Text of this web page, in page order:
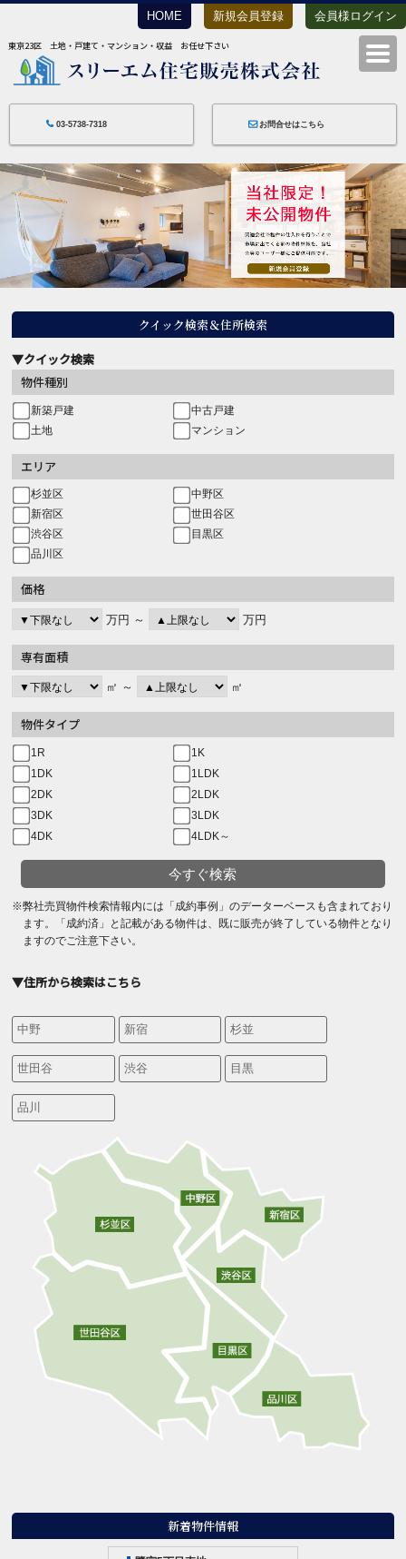
HOME 新規会員登録 会員様ログイン
東京23区 土地・戸建て・マンション・収益 お任せ下さい
03-5738-7318 お問合せはこちら
クイック検索＆住所検索
▼クイック検索
物件種別
新築戸建
中古戸建
土地
マンション
エリア
杉並区
中野区
新宿区
世田谷区
渋谷区
目黒区
品川区
価格
万円 ～ 万円
専有面積
㎡ ～ ㎡
物件タイプ
1R
1K
1DK
1LDK
2DK
2LDK
3DK
3LDK
4DK
4LDK～
今すぐ検索
※弊社売買物件検索情報内には「成約事例」のデーターベースも含まれており
ます。「成約済」と記載がある物件は、既に販売が終了している物件となり
ますのでご注意下さい。
▼住所から検索はこちら
中野 新宿 杉並
世田谷 渋谷 目黒
品川
新着物件情報